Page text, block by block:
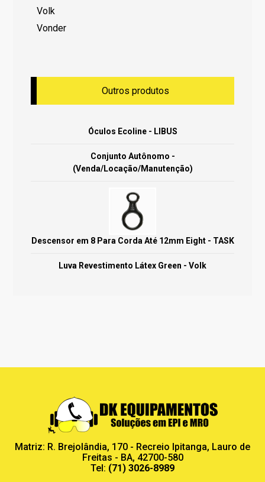
Volk
Vonder
Outros produtos
Óculos Ecoline - LIBUS
Conjunto Autônomo -
(Venda/Locação/Manutenção)
Descensor em 8 Para Corda Até 12mm Eight - TASK
Luva Revestimento Látex Green - Volk
Matriz: R. Brejolândia, 170 - Recreio Ipitanga, Lauro de
Freitas - BA, 42700-580
Tel: (71) 3026-8989